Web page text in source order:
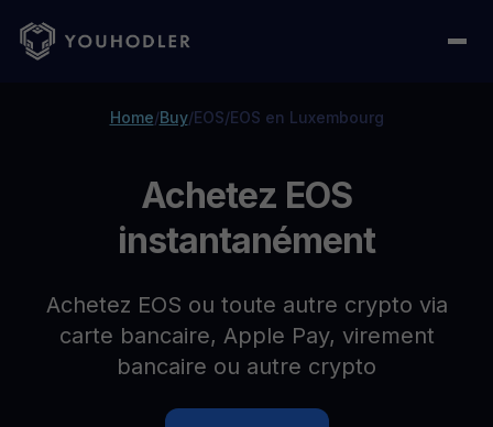
Home/Buy/EOS/EOS en Luxembourg
Achetez EOS
instantanément
Achetez EOS ou toute autre crypto via
carte bancaire, Apple Pay, virement
bancaire ou autre crypto